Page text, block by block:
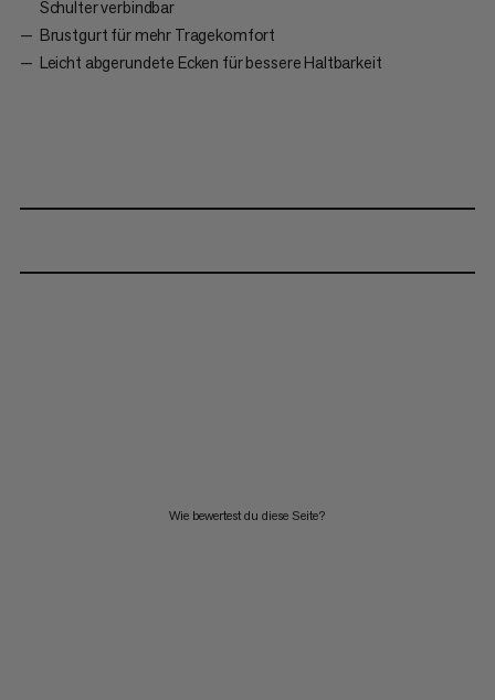
Schulter verbindbar
Brustgurt für mehr Tragekomfort
Leicht abgerundete Ecken für bessere Haltbarkeit
Wie bewertest du diese Seite?